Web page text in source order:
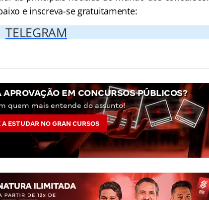
e inscreva-se gratuitamente:
TELEGRAM
EM CONCURSOS PÚBLICOS?
quem mais entende do assunto!
A ESTUDAR NO GRAN CURSOS